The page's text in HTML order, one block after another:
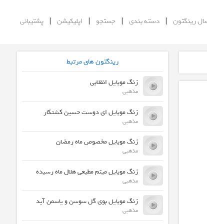
رینگتون |دسته بندی | جستجو | اپلیکیشن |پشتیبانی
رینگتون های مرتبط
زنگ موبایل انقلابی
مذهبی
زنگ موبایل ای دوست حسین کشتکار
مذهبی
زنگ موبایل مخصوص ماه رمضان
مذهبی
زنگ موبایل میثم مطیعی هلال ماه رسیده
مذهبی
زنگ موبایل بوی گل سوسن و یاسمن آید
مذهبی